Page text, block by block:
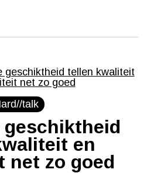
talk
en
net zo goed